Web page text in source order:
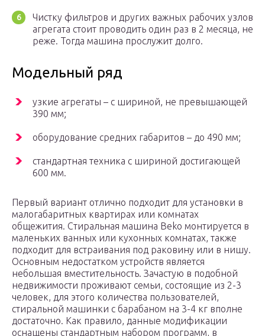
Чистку фильтров и других важных рабочих узлов
агрегата стоит проводить один раз в 2 месяца, не
реже. Тогда машина прослужит долго.
Модельный ряд
узкие агрегаты – с шириной, не превышающей
390 мм;
оборудование средних габаритов – до 490 мм;
стандартная техника с шириной достигающей
600 мм.
Первый вариант отлично подходит для установки в
малогабаритных квартирах или комнатах
общежития. Стиральная машина Beko монтируется в
маленьких ванных или кухонных комнатах, также
подходит для встраивания под раковину или в нишу.
Основным недостатком устройств является
небольшая вместительность. Зачастую в подобной
недвижимости проживают семьи, состоящие из 2-3
человек, для этого количества пользователей,
стиральной машинки с барабаном на 3-4 кг вполне
достаточно. Как правило, данные модификации
оснащены стандартным набором программ, в